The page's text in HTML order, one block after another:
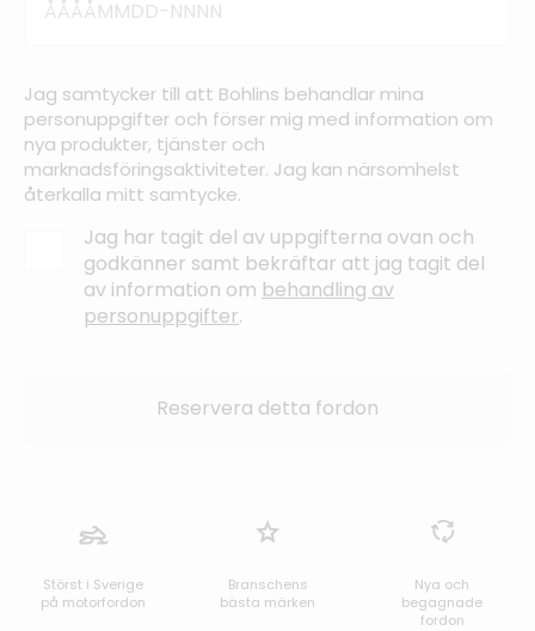
Jag samtycker till att Bohlins behandlar mina
personuppgifter och förser mig med information om
nya produkter, tjänster och
marknadsföringsaktiviteter. Jag kan närsomhelst
återkalla mitt samtycke.
Jag har tagit del av uppgifterna ovan och
godkänner samt bekräftar att jag tagit del
av information om behandling av
personuppgifter.
Störst i Sverige
på motorfordon
Branschens
bästa märken
Nya och
begagnade
fordon